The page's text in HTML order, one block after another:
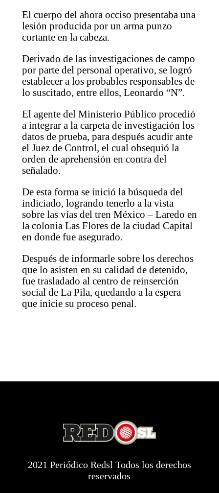
El cuerpo del ahora occiso presentaba una
lesión producida por un arma punzo
cortante en la cabeza.
Derivado de las investigaciones de campo
por parte del personal operativo, se logró
establecer a los probables responsables de
lo suscitado, entre ellos, Leonardo “N”.
El agente del Ministerio Público procedió
a integrar a la carpeta de investigación los
datos de prueba, para después acudir ante
el Juez de Control, el cual obsequió la
orden de aprehensión en contra del
señalado.
De esta forma se inició la búsqueda del
indiciado, logrando tenerlo a la vista
sobre las vías del tren México – Laredo en
la colonia Las Flores de la ciudad Capital
en donde fue asegurado.
Después de informarle sobre los derechos
que lo asisten en su calidad de detenido,
fue trasladado al centro de reinserción
social de La Pila, quedando a la espera
que inicie su proceso penal.
2021 Periódico Redsl Todos los derechos
reservados